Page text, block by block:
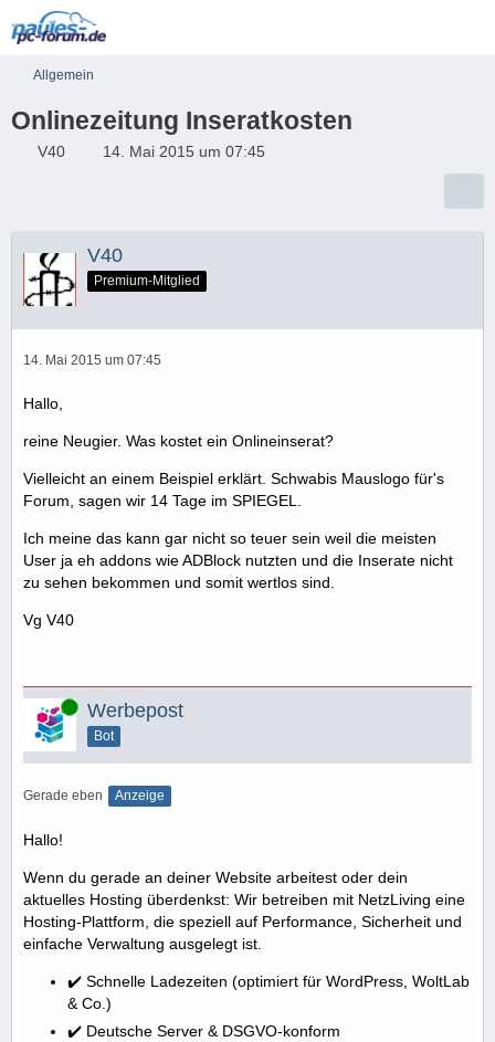
Allgemein
Onlinezeitung Inseratkosten
V40 14. Mai 2015 um 07:45
V40
Premium-Mitglied
14. Mai 2015 um 07:45
Hallo,
reine Neugier. Was kostet ein Onlineinserat?
Vielleicht an einem Beispiel erklärt. Schwabis Mauslogo für's
Forum, sagen wir 14 Tage im SPIEGEL.
Ich meine das kann gar nicht so teuer sein weil die meisten
User ja eh addons wie ADBlock nutzten und die Inserate nicht
zu sehen bekommen und somit wertlos sind.
Vg V40
Online Werbepost
Bot
Gerade eben Anzeige
Hallo!
Wenn du gerade an deiner Website arbeitest oder dein
aktuelles Hosting überdenkst: Wir betreiben mit NetzLiving eine
Hosting-Plattform, die speziell auf Performance, Sicherheit und
einfache Verwaltung ausgelegt ist.
✔️ Schnelle Ladezeiten (optimiert für WordPress, WoltLab
& Co.)
✔️ Deutsche Server & DSGVO-konform